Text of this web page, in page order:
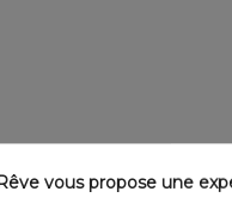
vous propose une